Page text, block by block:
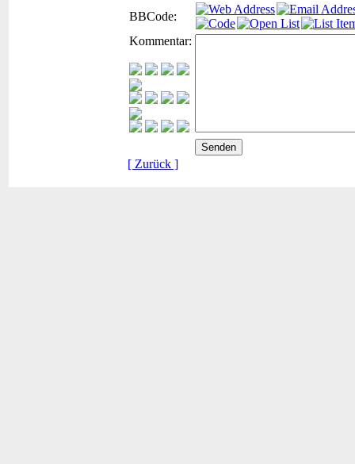
BBCode:
Kommentar:
[ Zurück ]